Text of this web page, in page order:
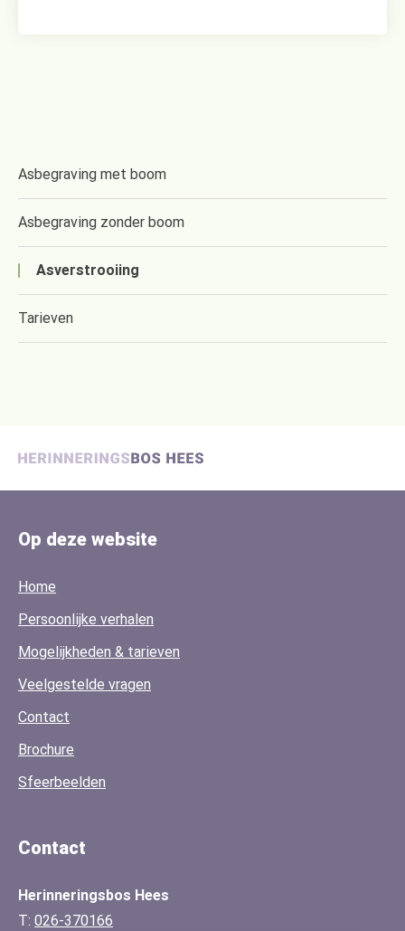
Asbegraving met boom
Asbegraving zonder boom
Asverstrooiing
Tarieven
Op deze website
Home
Persoonlijke verhalen
Mogelijkheden & tarieven
Veelgestelde vragen
Contact
Brochure
Sfeerbeelden
Contact
Herinneringsbos Hees
T: 026-370166